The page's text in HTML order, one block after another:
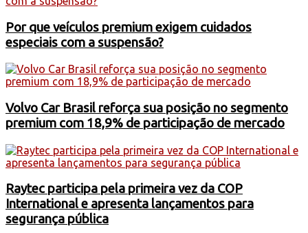
Por que veículos premium exigem cuidados
especiais com a suspensão?
Volvo Car Brasil reforça sua posição no segmento
premium com 18,9% de participação de mercado
Raytec participa pela primeira vez da COP
International e apresenta lançamentos para
segurança pública